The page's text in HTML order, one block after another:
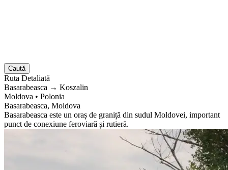
Caută
Ruta Detaliată
Basarabeasca → Koszalin
Moldova • Polonia
Basarabeasca, Moldova
Basarabeasca este un oraș de graniță din sudul Moldovei, important
punct de conexiune feroviară și rutieră.